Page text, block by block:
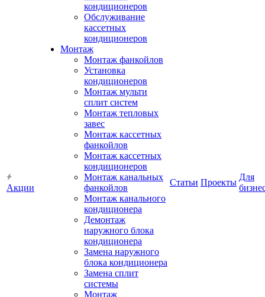
Акции
кондиционеров
Обслуживание
кассетных
кондиционеров
Монтаж
Монтаж фанкойлов
Установка
кондиционеров
Монтаж мульти
сплит систем
Монтаж тепловых
завес
Монтаж кассетных
фанкойлов
Монтаж кассетных
кондиционеров
Монтаж канальных
фанкойлов
Монтаж канального
кондиционера
Демонтаж
наружного блока
кондиционера
Замена наружного
блока кондиционера
Замена сплит
системы
Монтаж
Статьи Проекты
Для